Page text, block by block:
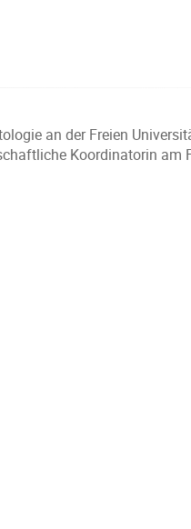
an der Freien
Koordinatorin am